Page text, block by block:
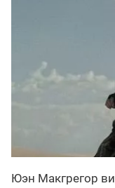
Юэн Макгрегор